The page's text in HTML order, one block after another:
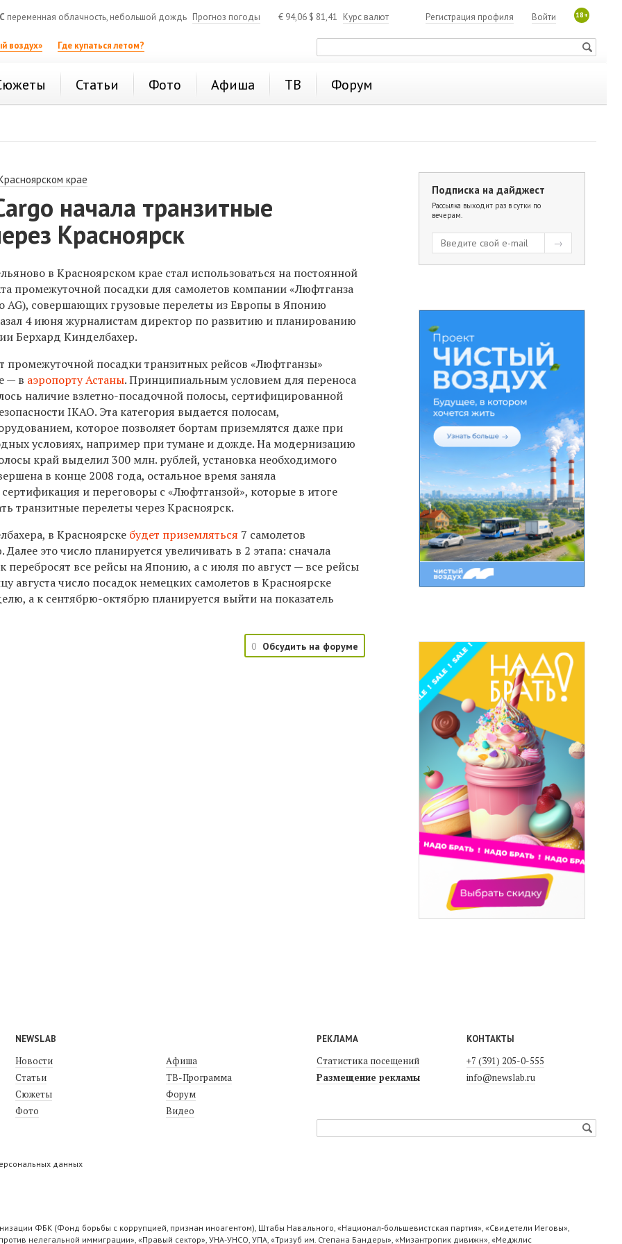
переменная облачность, небольшой дождь Прогноз погоды € 94,06 $ 81,41 Курс валют 18+
Войти
Регистрация профиля
воздух» Где купаться летом?
Статьи Фото Афиша ТВ Форум
крае
начала транзитные
Красноярск
в Красноярском крае стал использоваться на постоянной
промежуточной посадки для самолетов компании «Люфтганза
AG), совершающих грузовые перелеты из Европы в Японию
4 июня журналистам директор по развитию и планированию
Берхард Кинделбахер.
промежуточной посадки транзитных рейсов «Люфтганзы»
— в аэропорту Астаны. Принципиальным условием для переноса
наличие взлетно-посадочной полосы, сертифицированной
IKAO. Эта категория выдается полосам,
которое позволяет бортам приземлятся даже при
условиях, например при тумане и дожде. На модернизацию
край выделил 300 млн. рублей, установка необходимого
в конце 2008 года, остальное время заняла
и переговоры с «Люфтганзой», которые в итоге
транзитные перелеты через Красноярск.
в Красноярске будет приземляться 7 самолетов
это число планируется увеличивать в 2 этапа: сначала
перебросят все рейсы на Японию, а с июля по август — все рейсы
августа число посадок немецких самолетов в Красноярске
а к сентябрю-октябрю планируется выйти на показатель
0 Обсудить на форуме
Подписка на дайджест
Рассылка выходит раз в сутки по
вечерам.
NEWSLAB
Новости
Статьи
Сюжеты
Фото
Афиша
ТВ-Программа
Форум
Видео
РЕКЛАМА
Статистика посещений
Размещение рекламы
КОНТАКТЫ
+7 (391) 205-0-555
info@newslab.ru
данных
ФБК (Фонд борьбы с коррупцией, признан иноагентом), Штабы Навального, «Национал-большевистская партия», «Свидетели Иеговы»,
нелегальной иммиграции», «Правый сектор», УНА-УНСО, УПА, «Тризуб им. Степана Бандеры», «Мизантропик дивижн», «Меджлис